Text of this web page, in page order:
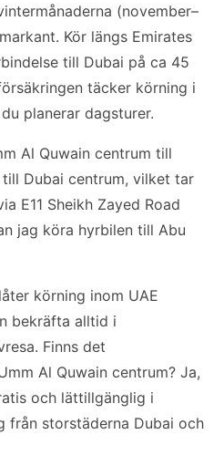
(november–
Kör längs Emirates
till Dubai på ca 45
täcker körning i
planerar dagsturer.
Al Quwain centrum till
Dubai centrum, vilket tar
E11 Sheikh Zayed Road
jag köra hyrbilen till Abu
körning inom UAE
bekräfta alltid i
Finns det
Al Quwain centrum? Ja,
och lättillgänglig i
från storstäderna Dubai och